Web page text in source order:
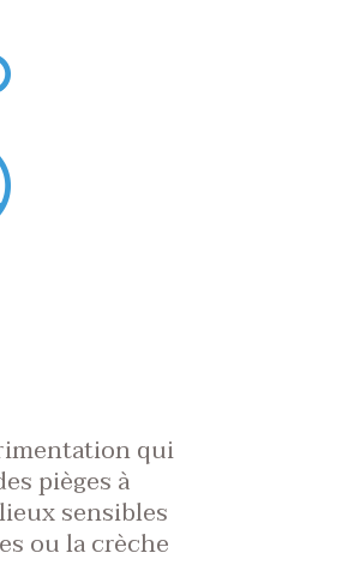
qui
pièges à
sensibles
ou la crèche